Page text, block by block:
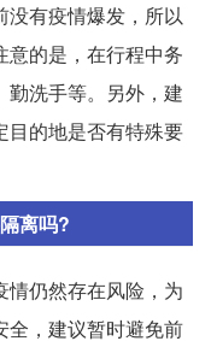
没有疫情爆发，所以
意的是，在行程中务
勤洗手等。另外，建
目的地是否有特殊要
离吗?
情仍然存在风险，为
全，建议暂时避免前